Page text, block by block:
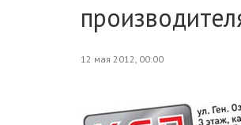
12 мая 2012, 00:00